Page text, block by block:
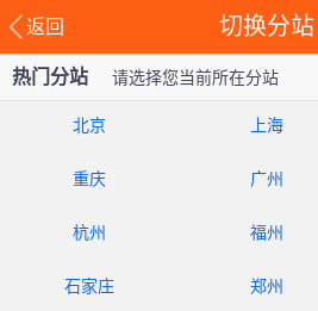
返回 切换分站
热门分站 请选择您当前所在分站
北京 上海
重庆 广州
杭州 福州
石家庄 郑州